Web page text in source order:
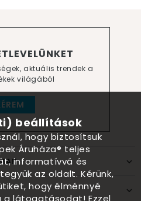
aktuális trendek a
világából
beállítások
hogy biztosítsuk
Áruháza® teljes
informatívvá és
az oldalt. Kérünk,
hogy élménnyé
a látogatásodat! Ezzel